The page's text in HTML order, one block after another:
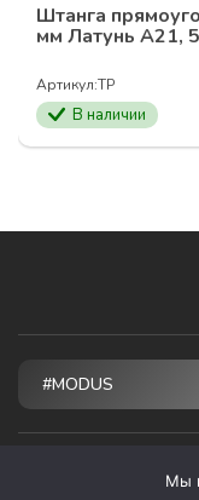
Штанга
мм Латунь А21,
Артикул:TP
В наличии
#MODUS
© 2026 Мы